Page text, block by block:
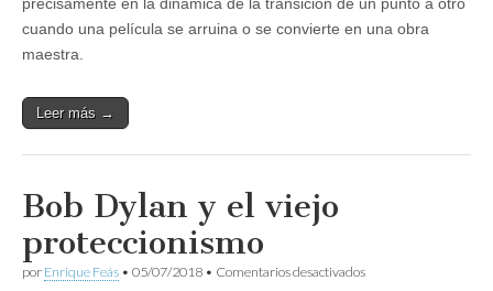
cuando una película se arruina o se convierte en una obra
maestra.
Leer más →
Bob Dylan y el viejo
proteccionismo
por Enrique Feás • 05/07/2018 • Comentarios desactivadosen